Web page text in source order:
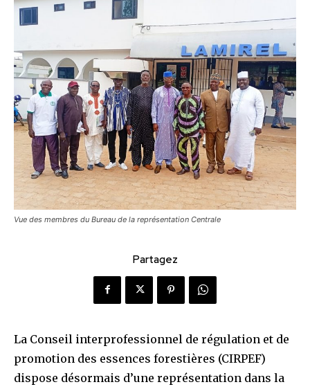
Vue des membres du Bureau de la représentation Centrale
Partagez
La Conseil interprofessionnel de régulation et de
promotion des essences forestières (CIRPEF)
dispose désormais d’une représentation dans la